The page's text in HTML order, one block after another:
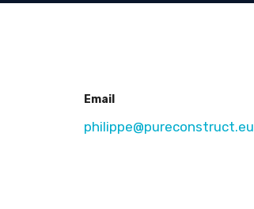
Email
philippe@pureconstruct.eu